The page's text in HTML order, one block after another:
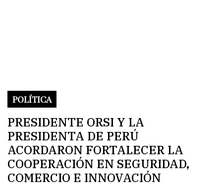
POLÍTICA
PRESIDENTE ORSI Y LA
PRESIDENTA DE PERÚ
ACORDARON FORTALECER LA
COOPERACIÓN EN SEGURIDAD,
COMERCIO E INNOVACIÓN